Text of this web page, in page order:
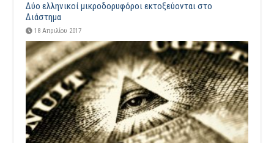
Δύο ελληνικοί μικροδορυφόροι εκτοξεύονται στο
Διάστημα
18 Απριλίου 2017